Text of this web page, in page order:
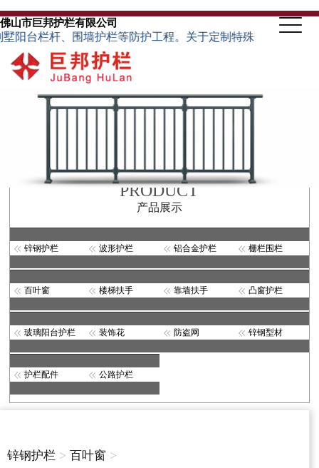
佛山市巨邦护栏有限公司
台栏杆、围墙护栏等防护工程。关于定制特殊规格的护栏类
PRODUCT
产品展示
锌钢护栏 波形护栏 铝合金护栏 栅栏围栏
百叶窗 楼梯扶手 靠墙扶手 凸窗护栏
玻璃阳台护栏 装饰花 防盗网 锌钢型材
护栏配件 公路护栏
锌钢护栏 >百叶窗 >